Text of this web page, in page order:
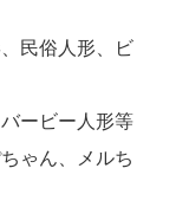
民俗人形、ビ
ービー人形等
ゃん、メルち